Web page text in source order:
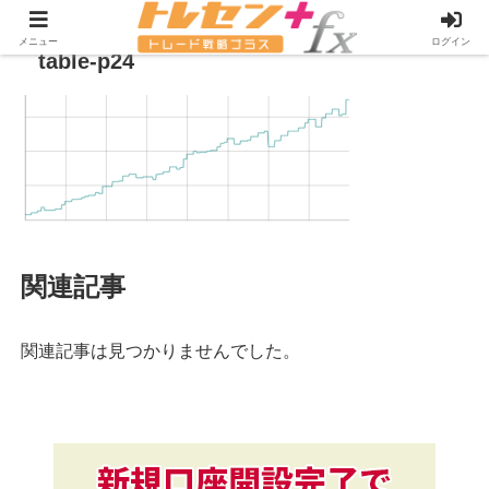
table-p24
関連記事
関連記事は見つかりませんでした。
メニュー ログイン